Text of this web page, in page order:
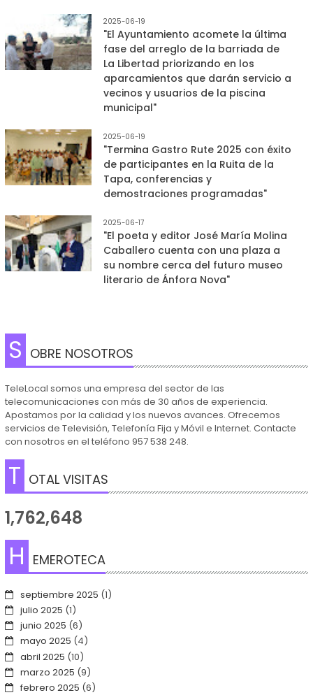
2025-06-19
"El Ayuntamiento acomete la última
fase del arreglo de la barriada de
La Libertad priorizando en los
aparcamientos que darán servicio a
vecinos y usuarios de la piscina
municipal"
2025-06-19
"Termina Gastro Rute 2025 con éxito
de participantes en la Ruita de la
Tapa, conferencias y
demostraciones programadas"
2025-06-17
"El poeta y editor José María Molina
Caballero cuenta con una plaza a
su nombre cerca del futuro museo
literario de Ánfora Nova"
S OBRE NOSOTROS
TeleLocal somos una empresa del sector de las
telecomunicaciones con más de 30 años de experiencia.
Apostamos por la calidad y los nuevos avances. Ofrecemos
servicios de Televisión, Telefonía Fija y Móvil e Internet. Contacte
con nosotros en el teléfono 957 538 248.
T OTAL VISITAS
1,762,648
H EMEROTECA
septiembre 2025 (1)
julio 2025 (1)
junio 2025 (6)
mayo 2025 (4)
abril 2025 (10)
marzo 2025 (9)
febrero 2025 (6)